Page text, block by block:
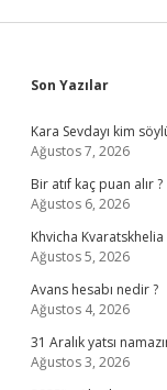
Sidebar
Son Yazılar
Kara Sevdayı kim
Ağustos 7, 2026
Bir atıf kaç puan alır ?
Ağustos 6, 2026
Khvicha Kvaratskhelia
Ağustos 5, 2026
Avans hesabı nedir ?
Ağustos 4, 2026
31 Aralık yatsı
Ağustos 3, 2026